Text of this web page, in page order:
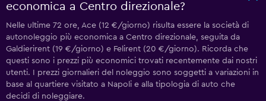
economica a Centro direzionale?
Nelle ultime 72 ore, Ace (12 €/giorno) risulta essere la società di
autonoleggio più economica a Centro direzionale, seguita da
Galdierirent (19 €/giorno) e Felirent (20 €/giorno). Ricorda che
questi sono i prezzi più economici trovati recentemente dai nostri
utenti. I prezzi giornalieri del noleggio sono soggetti a variazioni in
base al quartiere visitato a Napoli e alla tipologia di auto che
decidi di noleggiare.